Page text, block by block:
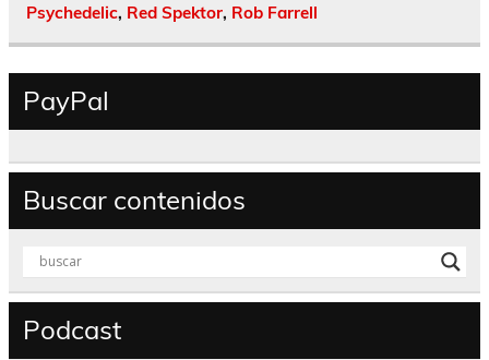
Psychedelic, Red Spektor, Rob Farrell
PayPal
Buscar contenidos
Podcast